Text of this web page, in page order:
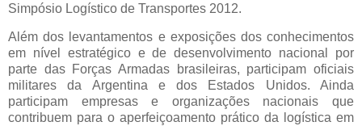
Simpósio Logístico de Transportes 2012.
Além dos levantamentos e exposições dos conhecimentos
em nível estratégico e de desenvolvimento nacional por
parte das Forças Armadas brasileiras, participam oficiais
militares da Argentina e dos Estados Unidos. Ainda
participam empresas e organizações nacionais que
contribuem para o aperfeiçoamento prático da logística em